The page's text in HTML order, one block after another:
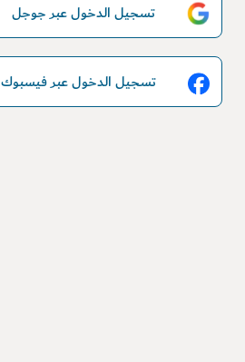
تسجيل الدخول عبر جوجل
تسجيل الدخول عبر فيسبوك